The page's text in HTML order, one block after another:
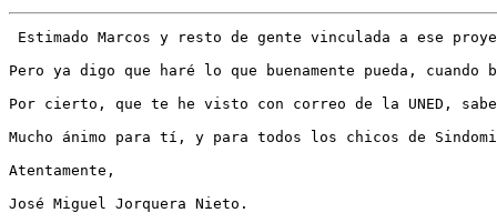
Estimado Marcos y resto de gente vinculada a ese
Pero ya digo que haré lo que buenamente pueda, cuando
Por cierto, que te he visto con correo de la UNED,
Mucho ánimo para tí, y para todos los chicos de
Atentamente,
José Miguel Jorquera Nieto.